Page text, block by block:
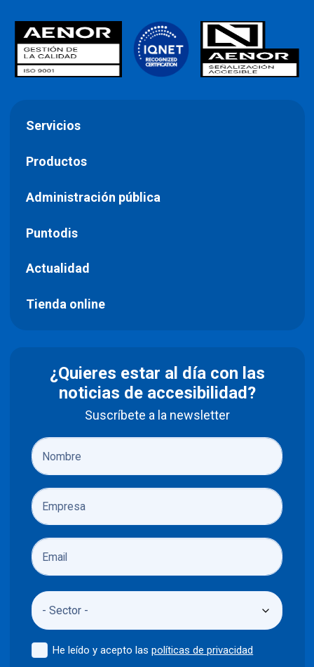
Servicios
Productos
Administración pública
Puntodis
Actualidad
Tienda online
¿Quieres estar al día con las
noticias de accesibilidad?
Suscríbete a la newsletter
He leído y acepto laspolíticas de privacidad